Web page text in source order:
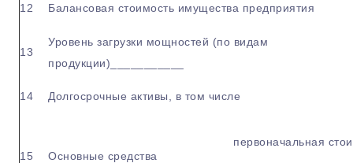
12 Балансовая стоимость имущества предприятия
13
Уровень загрузки мощностей (по видам
продукции)___________
14 Долгосрочные активы, в том числе
15 Основные средства
первоначальная